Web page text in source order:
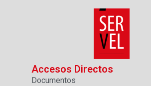
Accesos Directos
Documentos